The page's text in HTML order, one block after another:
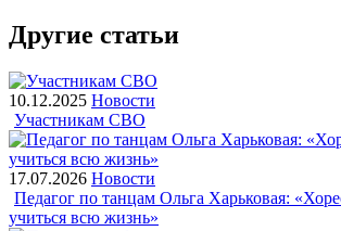
Другие статьи
10.12.2025 Новости
Участникам СВО
17.07.2026 Новости
Педагог по танцам Ольга Харьковая:
учиться всю жизнь»